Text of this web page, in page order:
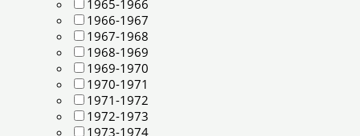
1965-1966
1966-1967
1967-1968
1968-1969
1969-1970
1970-1971
1971-1972
1972-1973
1973-1974